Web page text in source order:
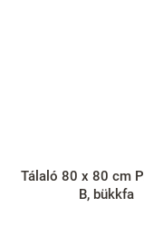
Tálaló 80 x 80 cm
B, bükkfa